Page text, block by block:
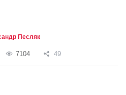
Песляк
7104 49